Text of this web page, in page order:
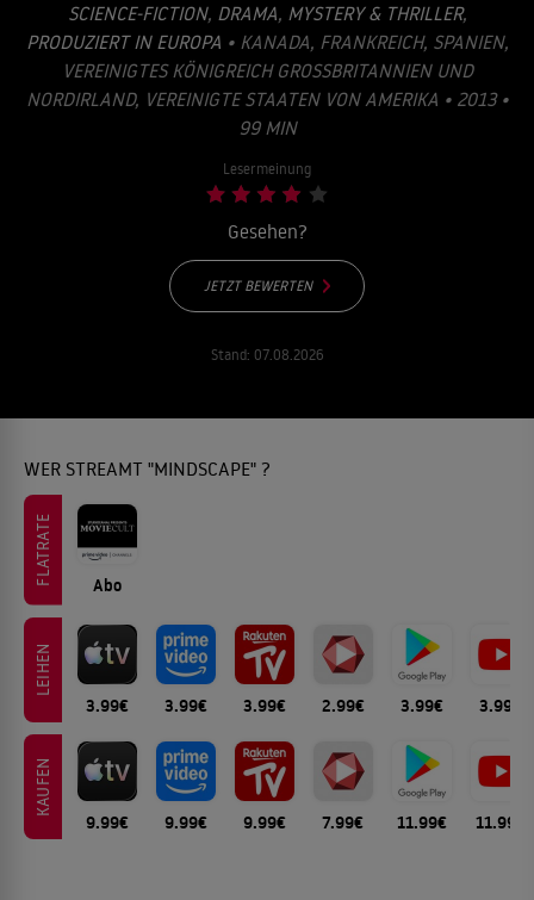
SCIENCE-FICTION, DRAMA, MYSTERY & THRILLER,
PRODUZIERT IN EUROPA • KANADA, FRANKREICH, SPANIEN,
VEREINIGTES KÖNIGREICH GROSSBRITANNIEN UND N
ORDIRLAND, VEREINIGTE STAATEN VON AMERIKA • 2013 • 9
9 MIN
Lesermeinung
Gesehen?
JETZT BEWERTEN
Stand: 07.08.2026
WER STREAMT "MINDSCAPE" ?
FLATRATE Abo
LEIHEN
3.99€ 3.99€ 3.99€ 2.99€ 3.99€ 3.99€
KAUFEN
9.99€ 9.99€ 9.99€ 7.99€ 11.99€ 11.99€